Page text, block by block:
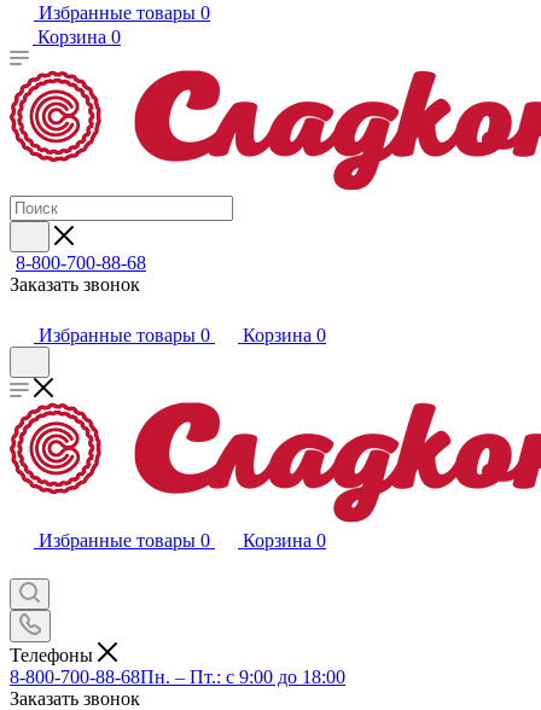
Избранные товары 0
Корзина 0
8-800-700-88-68
Заказать звонок
Избранные товары 0 Корзина 0
Избранные товары 0 Корзина 0
Телефоны
8-800-700-88-68Пн. – Пт.: с 9:00 до 18:00
Заказать звонок